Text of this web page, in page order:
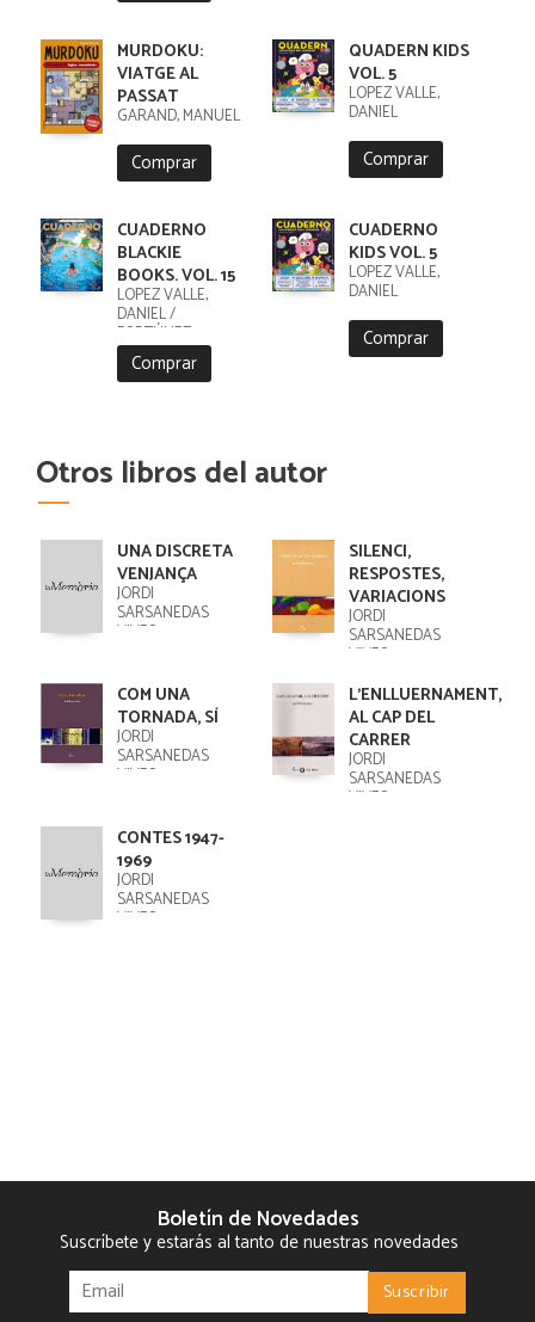
MURDOKU:
VIATGE AL
PASSAT
GARAND, MANUEL
Comprar
QUADERN KIDS
VOL. 5
LÓPEZ VALLE,
DANIEL
Comprar
CUADERNO
BLACKIE
BOOKS. VOL. 15
LÓPEZ VALLE,
DANIEL /
FORTÚNEZ,
CRISTOBAL
Comprar
CUADERNO
KIDS VOL. 5
LÓPEZ VALLE,
DANIEL
Comprar
Otros libros del autor
UNA DISCRETA
VENJANÇA
JORDI
SARSANEDAS
VIVES
SILENCI,
RESPOSTES,
VARIACIONS
JORDI
SARSANEDAS
VIVES
COM UNA
TORNADA, SÍ
JORDI
SARSANEDAS
VIVES
L'ENLLUERNAMENT,
AL CAP DEL
CARRER
JORDI
SARSANEDAS
VIVES
CONTES 1947-
1969
JORDI
SARSANEDAS
VIVES
Boletín de Novedades
Suscríbete y estarás al tanto de nuestras novedades